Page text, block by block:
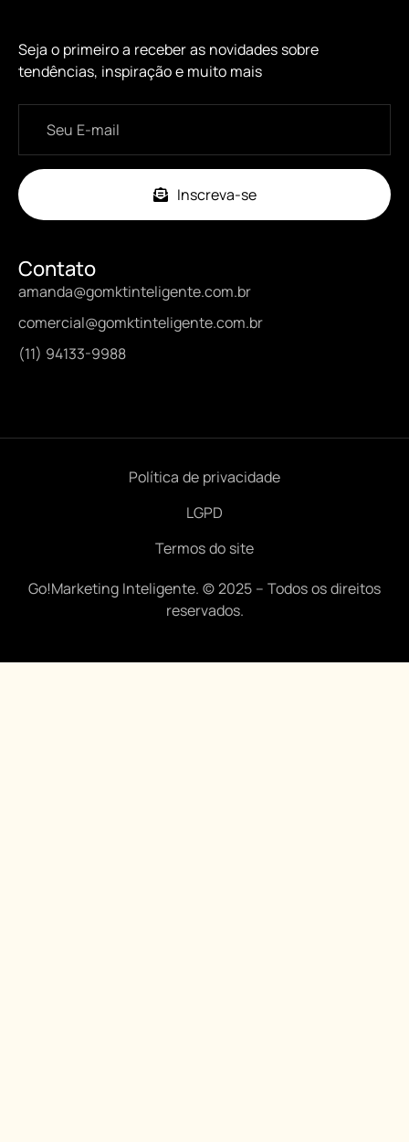
Seja o primeiro a receber as novidades sobre
tendências, inspiração e muito mais
Inscreva-se
Contato
amanda@gomktinteligente.com.br
comercial@gomktinteligente.com.br
(11) 94133-9988
Go!Marketing Inteligente. © 2025 – Todos os direitos
reservados.
Política de privacidade
LGPD
Termos do site